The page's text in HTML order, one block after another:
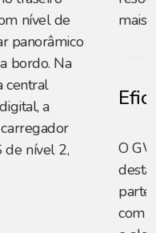
nível de
panorâmico
bordo. Na
central
a
de nível 2,
mais
O
parte
com